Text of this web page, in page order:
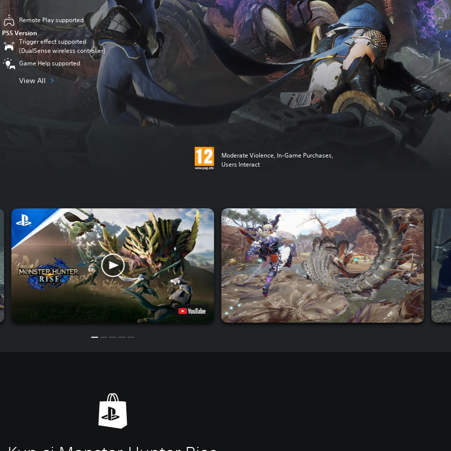
Remote Play supported
PS5 Version
Trigger effect supported
(DualSense wireless controller)
Game Help supported
View All
Moderate Violence, In-Game Purchases,
Users Interact